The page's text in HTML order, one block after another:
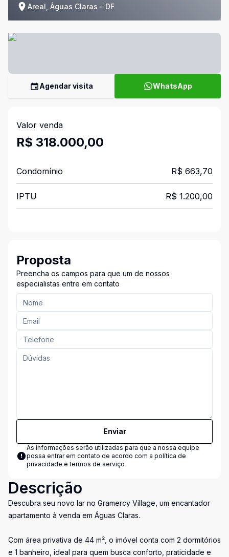
Areal, Águas Claras - DF
Agendar visita WhatsApp
Valor venda
R$ 318.000,00
Condomínio R$ 663,70
IPTU R$ 1.200,00
Proposta
Preencha os campos para que um de nossos
especialistas entre em contato
Enviar
As informações serão utilizadas para que a nossa equipe
possa entrar em contato de acordo com a política de
privacidade e termos de serviço
Descrição
Descubra seu novo lar no Gramercy Village, um encantador
apartamento à venda em Águas Claras.
Com área privativa de 44 m², o imóvel conta com 2 dormitórios
e 1 banheiro, ideal para quem busca conforto, praticidade e